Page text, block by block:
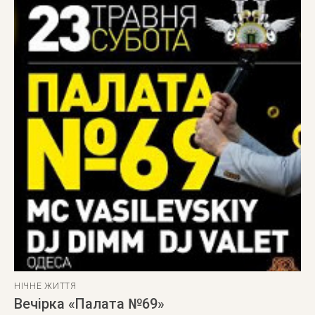
НІЧНЕ ЖИТТЯ
Вечірка «Палата №69»